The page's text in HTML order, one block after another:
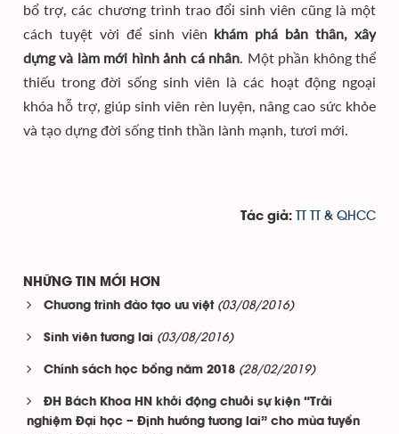
bổ trợ, các chương trình trao đổi sinh viên cũng là một
cách tuyệt vời để sinh viên khám phá bản thân, xây
dựng và làm mới hình ảnh cá nhân. Một phần không thể
thiếu trong đời sống sinh viên là các hoạt động ngoại
khóa hỗ trợ, giúp sinh viên rèn luyện, nâng cao sức khỏe
và tạo dựng đời sống tinh thần lành mạnh, tươi mới.
Tác giả: TT TT & QHCC
NHỮNG TIN MỚI HƠN
Chương trình đào tạo ưu việt (03/08/2016)
Sinh viên tương lai (03/08/2016)
Chính sách học bổng năm 2018 (28/02/2019)
ĐH Bách Khoa HN khởi động chuỗi sự kiện “Trải
nghiệm Đại học – Định hướng tương lai” cho mùa tuyển